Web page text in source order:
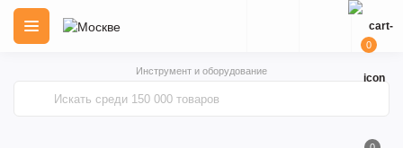
Инструмент и оборудование
0